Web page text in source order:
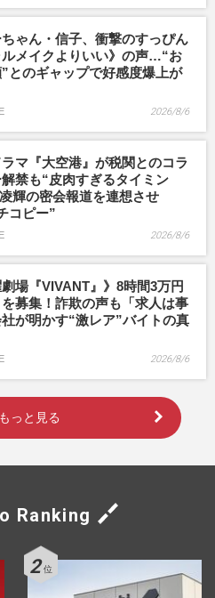
ゃん・信子、衝撃のすっぴん
メイクよりいい》の声…“お
とのギャップで好感度爆上が
2026/8/6
マ『大空港』が税関とのコラ
禁も“皮肉すぎるタイミン
輝の密会報道を連想させ
コピー”
2026/8/6
劇場『VIVANT』》8時間3万円
募集！詐欺の声も「求人は事
が明かす“激レア”バイトの真
2026/8/6
っと見る
Ranking